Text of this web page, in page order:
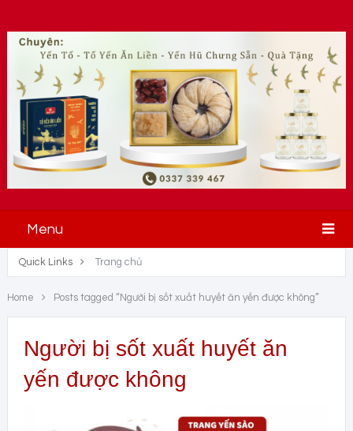
Menu
Quick Links Trang chủ
Home Posts tagged “Người bị sốt xuất huyết ăn yến được không”
Người bị sốt xuất huyết ăn
yến được không